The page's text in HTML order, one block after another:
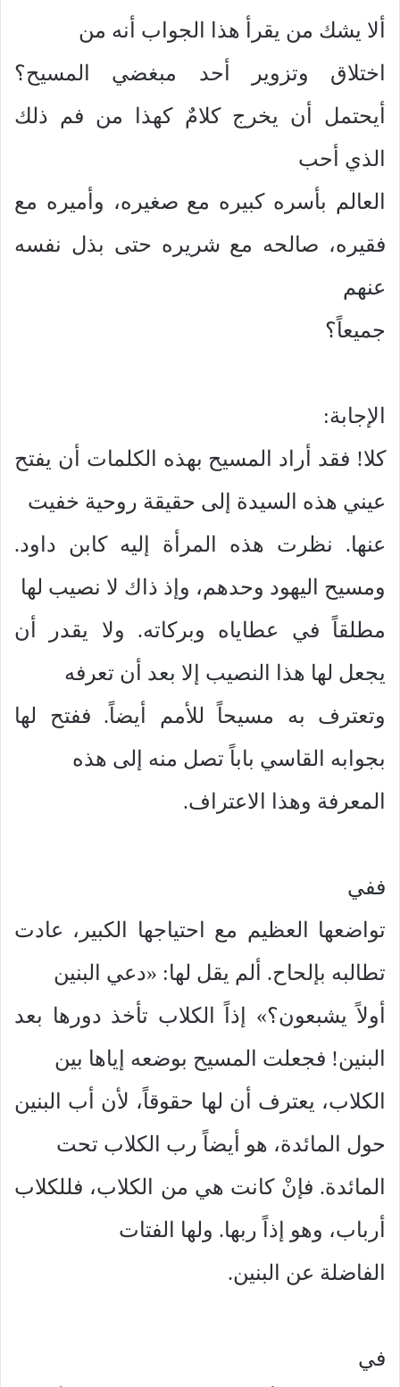
ألا يشك من يقرأ هذا الجواب أنه من
اختلاق وتزوير أحد مبغضي المسيح؟
أيحتمل أن يخرج كلامٌ كهذا من فم ذلك
الذي أحب
العالم بأسره كبيره مع صغيره، وأميره مع
فقيره، صالحه مع شريره حتى بذل نفسه
عنهم
جميعاً؟
الإجابة:
كلا! فقد أراد المسيح بهذه الكلمات أن يفتح
عيني هذه السيدة إلى حقيقة روحية خفيت
عنها. نظرت هذه المرأة إليه كابن داود.
ومسيح اليهود وحدهم، وإذ ذاك لا نصيب لها
مطلقاً في عطاياه وبركاته. ولا يقدر أن
يجعل لها هذا النصيب إلا بعد أن تعرفه
وتعترف به مسيحاً للأمم أيضاً. ففتح لها
بجوابه القاسي باباً تصل منه إلى هذه
المعرفة وهذا الاعتراف.
ففي
تواضعها العظيم مع احتياجها الكبير، عادت
تطالبه بإلحاح. ألم يقل لها: «دعي البنين
أولاً يشبعون؟» إذاً الكلاب تأخذ دورها بعد
البنين! فجعلت المسيح بوضعه إياها بين
الكلاب، يعترف أن لها حقوقاً، لأن أب البنين
حول المائدة، هو أيضاً رب الكلاب تحت
المائدة. فإنْ كانت هي من الكلاب، فللكلاب
أرباب، وهو إذاً ربها. ولها الفتات
الفاضلة عن البنين.
في